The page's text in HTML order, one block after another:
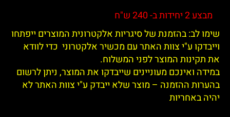
לב: בהזמנת של סיגריות אלקטרונית המוצרים ייפתחו
ע"י צוות האתר עם מכשיר אלקטרוני כדי לוודא
המוצר לפני המשלוח.
ואינכם מעוניינים שייבדקו את המוצר, ניתן לרשום
ההזמנה – מוצר שלא ייבדק ע"י צוות האתר לא
באחריות